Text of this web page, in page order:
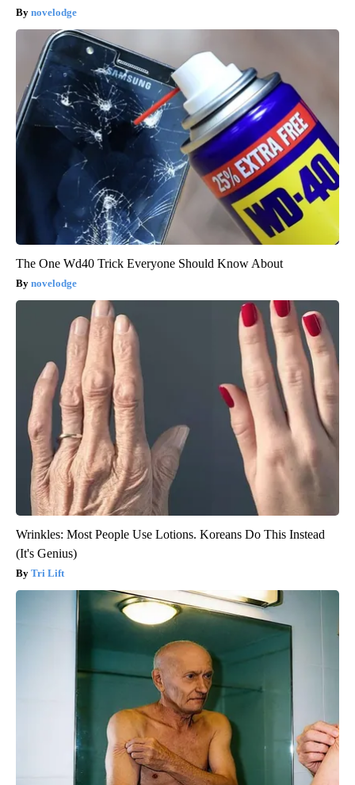
novelodge
The One Wd40 Trick Everyone Should Know About
novelodge
Wrinkles: Most People Use Lotions. Koreans Do This Instead
(It's Genius)
Tri Lift